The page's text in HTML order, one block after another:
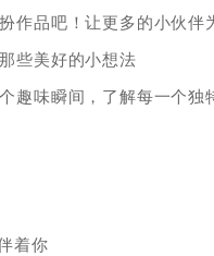
作品吧！让更多的小伙伴
些美好的小想法
趣味瞬间，了解每一个独
着你